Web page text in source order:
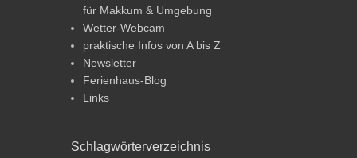
für Makkum & Umgebung
Wetter-Webcam
praktische Infos von A bis Z
Newsletter
Ferienhaus-Blog
Links
Schlagwörterverzeichnis